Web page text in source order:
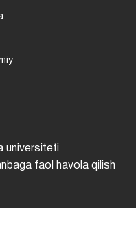
universiteti
faol havola qilish